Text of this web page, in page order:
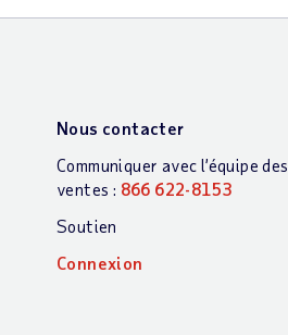
Nous contacter
Communiquer avec l’équipe des
ventes : 866 622-8153
Soutien
Connexion